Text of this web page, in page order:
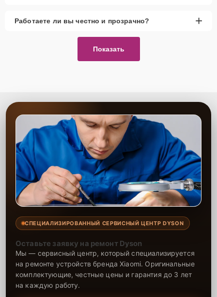
Работаете ли вы честно и прозрачно? +
Показать
СПЕЦИАЛИЗИРОВАННЫЙ СЕРВИСНЫЙ ЦЕНТР DYSON
Оставьте заявку на ремонт Dyson
Мы — сервисный центр, который специализируется
на ремонте устройств бренда Xiaomi. Оригинальные
комплектующие, честные цены и гарантия до 3 лет
на каждую работу.